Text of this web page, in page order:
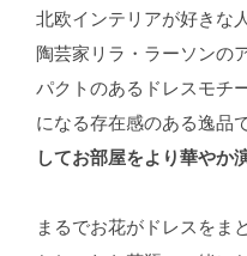
北欧インテリアが好きな
陶芸家リラ・ラーソンの
パクトのあるドレスモチ
になる存在感のある逸品で
してお部屋をより華やか
まるでお花がドレスをま